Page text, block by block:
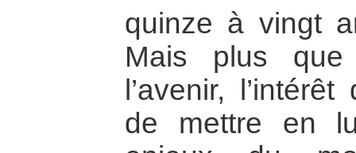
quinze à vingt
Mais plus que
l’avenir,
de mettre en